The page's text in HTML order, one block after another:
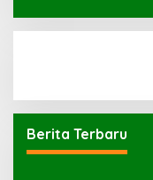
Berita Terbaru